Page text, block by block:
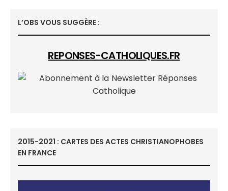
L’OBS VOUS SUGGÈRE :
REPONSES-CATHOLIQUES.FR
2015-2021 : CARTES DES ACTES CHRISTIANOPHOBES
EN FRANCE